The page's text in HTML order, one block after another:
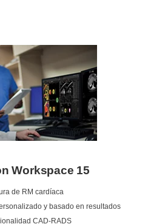
Workspace 15
de RM cardíaca
y basado en resultados
CAD-RADS